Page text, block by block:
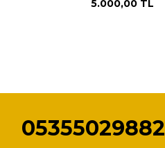
5.000,00 TL
05355029882